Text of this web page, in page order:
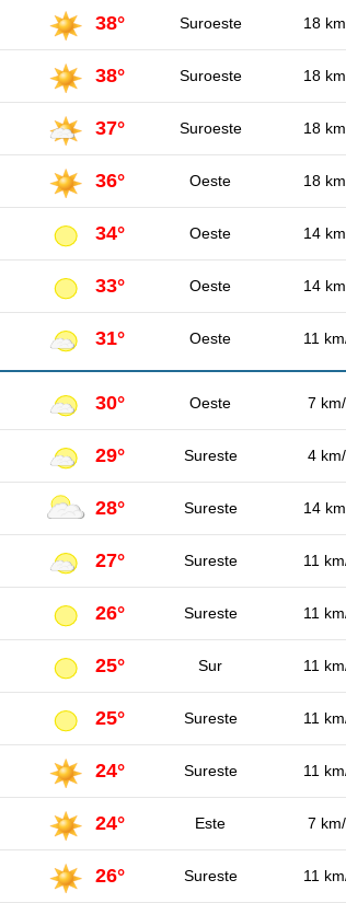
38° Suroeste 18
38° Suroeste 18
37° Suroeste 18
36° Oeste 18
34° Oeste 14
33° Oeste 14
31° Oeste 11
30° Oeste 7
29° Sureste 4
28° Sureste 14
27° Sureste 11
26° Sureste 11
25° Sur 11
25° Sureste 11
24° Sureste 11
24° Este 7
26° Sureste 11